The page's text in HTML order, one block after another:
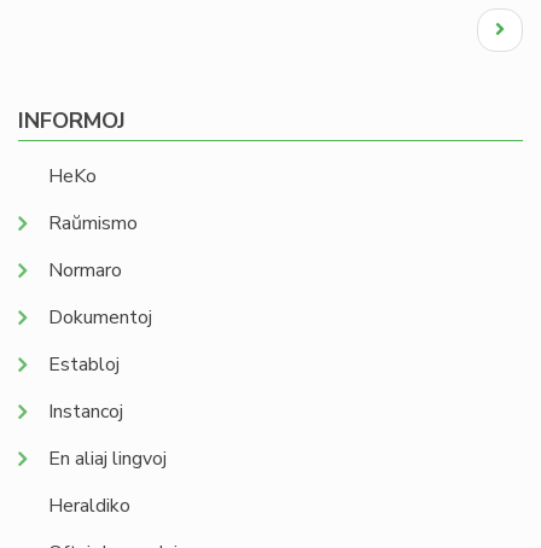
Next
page
INFORMOJ
HeKo
Raŭmismo
Normaro
Dokumentoj
Establoj
Instancoj
En aliaj lingvoj
Heraldiko